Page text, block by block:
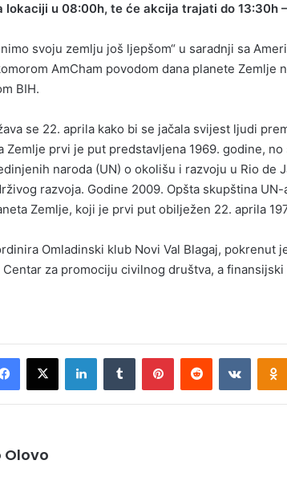
lokaciji u 08:00h, te će akcija trajati do 13:30h
svoju zemlju još ljepšom“ u saradnji sa
AmCham povodom dana planete Zemlje
BIH.
se 22. aprila kako bi se jačala svijest ljudi
Zemlje prvi je put predstavljena 1969. godine,
naroda (UN) o okolišu i razvoju u Rio de
razvoja. Godine 2009. Opšta skupština
Zemlje, koji je prvi put obilježen 22. aprila
Omladinski klub Novi Val Blagaj, pokrenut
za promociju civilnog društva, a finansijski
Facebook
X LinkedInTumblr PinterestReddit
Olovo